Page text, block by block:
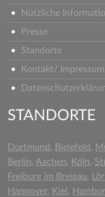
Nützliche
Presse
Standorte
Kontakt/ Impressum
STANDORTE
Dortmund , Bielefeld ,
Berlin, Aachen, Köln,
Freiburg im Breigau,
Hannover, Kiel ,